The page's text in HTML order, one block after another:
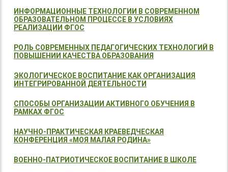
ИНФОРМАЦИОННЫЕ ТЕХНОЛОГИИ В СОВРЕМЕННОМ
ОБРАЗОВАТЕЛЬНОМ ПРОЦЕССЕ В УСЛОВИЯХ
РЕАЛИЗАЦИИ ФГОС
РОЛЬ СОВРЕМЕННЫХ ПЕДАГОГИЧЕСКИХ ТЕХНОЛОГИЙ В
ПОВЫШЕНИИ КАЧЕСТВА ОБРАЗОВАНИЯ
ЭКОЛОГИЧЕСКОЕ ВОСПИТАНИЕ КАК ОРГАНИЗАЦИЯ
ИНТЕГРИРОВАННОЙ ДЕЯТЕЛЬНОСТИ
СПОСОБЫ ОРГАНИЗАЦИИ АКТИВНОГО ОБУЧЕНИЯ В
РАМКАХ ФГОС
НАУЧНО-ПРАКТИЧЕСКАЯ КРАЕВЕДЧЕСКАЯ
КОНФЕРЕНЦИЯ «МОЯ МАЛАЯ РОДИНА»
ВОЕННО-ПАТРИОТИЧЕСКОЕ ВОСПИТАНИЕ В ШКОЛЕ